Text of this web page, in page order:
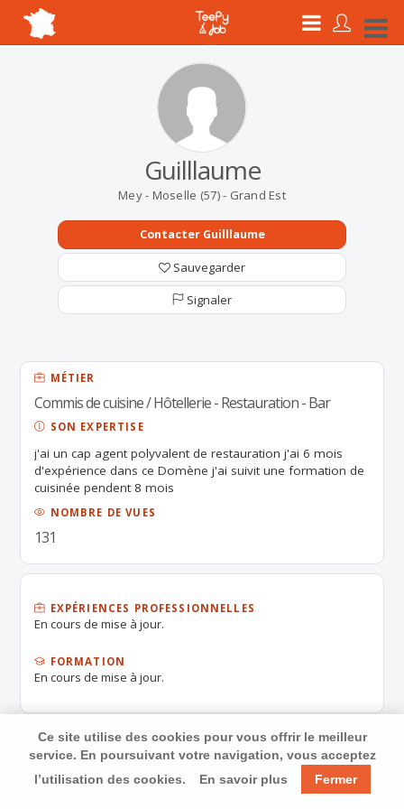
Guilllaume
Mey - Moselle (57) - Grand Est
Contacter Guilllaume
Sauvegarder
Signaler
MÉTIER
Commis de cuisine / Hôtellerie - Restauration - Bar
SON EXPERTISE
j'ai un cap agent polyvalent de restauration j'ai 6 mois
d'expérience dans ce Domène j'ai suivit une formation de
cuisinée pendent 8 mois
NOMBRE DE VUES
131
EXPÉRIENCES PROFESSIONNELLES
En cours de mise à jour.
FORMATION
En cours de mise à jour.
Ce site utilise des cookies pour vous offrir le meilleur
service. En poursuivant votre navigation, vous acceptez
l’utilisation des cookies.
En savoir plus Fermer